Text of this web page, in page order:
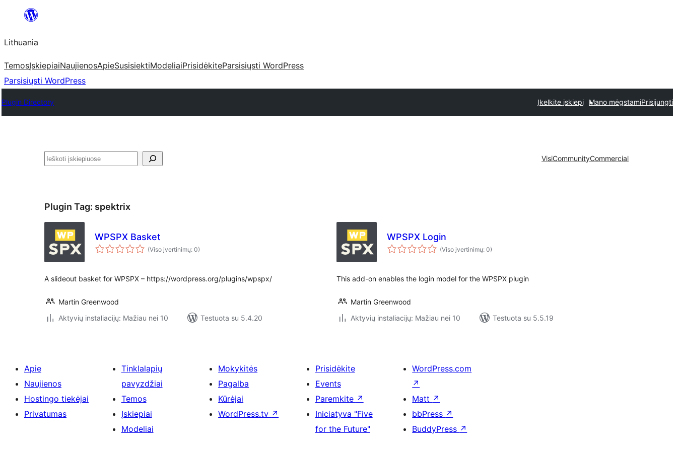
turinio
Lithuania
TemosĮskiepiaiNaujienosApieSusisiektiModeliaiPrisidėkiteParsisiųsti WordPress
Parsisiųsti WordPress
Plugin Directory Įkelkite įskiepį Mano mėgstamiPrisijungti
Paieška VisiCommunityCommercial
Plugin Tag: spektrix
WPSPX Basket
(Viso įvertinimų: 0)
A slideout basket for WPSPX – https://wordpress.org/plugins/wpspx/
Martin Greenwood
Aktyvių instaliacijų: Mažiau nei 10
Testuota su 5.4.20
WPSPX Login
(Viso įvertinimų: 0)
This add-on enables the login model for the WPSPX plugin
Martin Greenwood
Aktyvių instaliacijų: Mažiau nei 10
Testuota su 5.5.19
Apie
Naujienos
Hostingo tiekėjai
Privatumas
Tinklalapių
pavyzdžiai
Temos
Įskiepiai
Modeliai
Mokykitės
Pagalba
Kūrėjai
WordPress.tv ↗
Prisidėkite
Events
Paremkite ↗
Iniciatyva "Five
for the Future"
WordPress.com
↗
Matt ↗
bbPress ↗
BuddyPress ↗